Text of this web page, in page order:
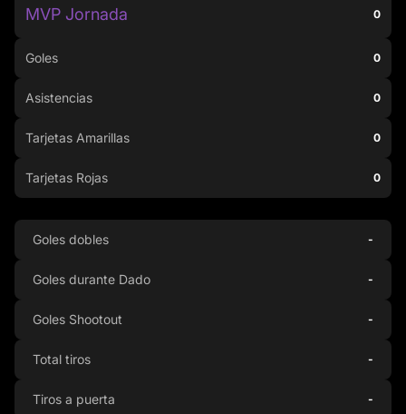
MVP Jornada 0
Goles 0
Asistencias 0
Tarjetas Amarillas 0
Tarjetas Rojas 0
Goles dobles -
Goles durante Dado -
Goles Shootout -
Total tiros -
Tiros a puerta -